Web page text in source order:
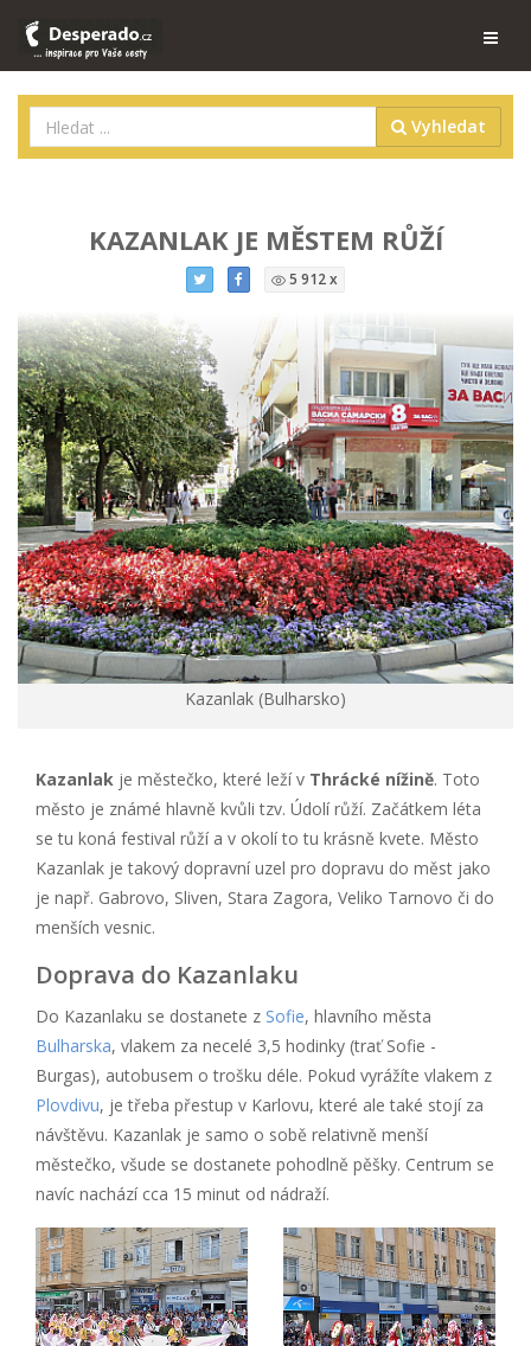
Vyhledat
KAZANLAK JE MĚSTEM RŮŽÍ
5 912 x
Kazanlak (Bulharsko)
Kazanlak je městečko, které leží v Thrácké nížině. Toto
město je známé hlavně kvůli tzv. Údolí růží. Začátkem léta
se tu koná festival růží a v okolí to tu krásně kvete. Město
Kazanlak je takový dopravní uzel pro dopravu do měst jako
je např. Gabrovo, Sliven, Stara Zagora, Veliko Tarnovo či do
menších vesnic.
Doprava do Kazanlaku
Do Kazanlaku se dostanete z Sofie, hlavního města
Bulharska, vlakem za necelé 3,5 hodinky (trať Sofie -
Burgas), autobusem o trošku déle. Pokud vyrážíte vlakem z
Plovdivu, je třeba přestup v Karlovu, které ale také stojí za
návštěvu. Kazanlak je samo o sobě relativně menší
městečko, všude se dostanete pohodlně pěšky. Centrum se
navíc nachází cca 15 minut od nádraží.